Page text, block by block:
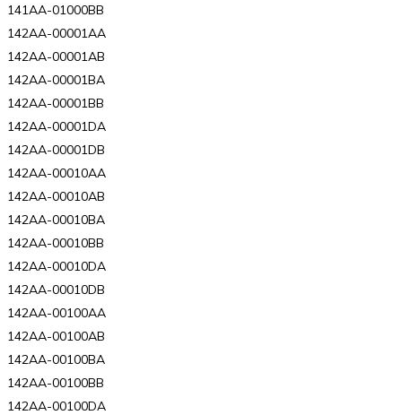
141AA-01000BB
142AA-00001AA
142AA-00001AB
142AA-00001BA
142AA-00001BB
142AA-00001DA
142AA-00001DB
142AA-00010AA
142AA-00010AB
142AA-00010BA
142AA-00010BB
142AA-00010DA
142AA-00010DB
142AA-00100AA
142AA-00100AB
142AA-00100BA
142AA-00100BB
142AA-00100DA